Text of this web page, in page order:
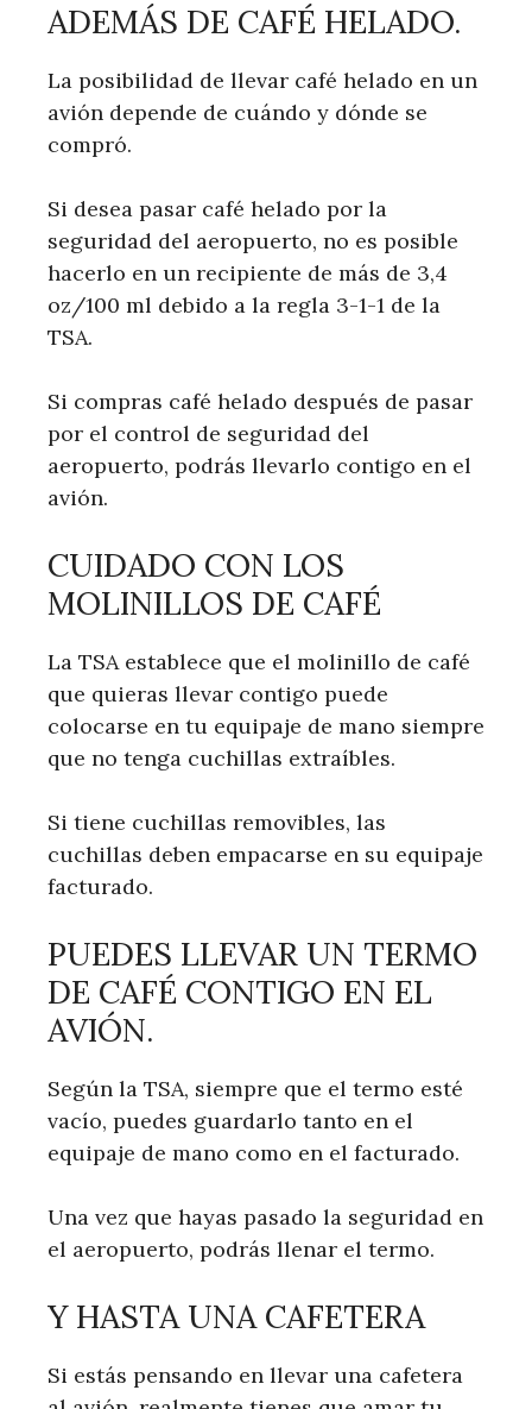
ADEMÁS DE CAFÉ HELADO.
La posibilidad de llevar café helado en un
avión depende de cuándo y dónde se
compró.
Si desea pasar café helado por la
seguridad del aeropuerto, no es posible
hacerlo en un recipiente de más de 3,4
oz/100 ml debido a la regla 3-1-1 de la
TSA.
Si compras café helado después de pasar
por el control de seguridad del
aeropuerto, podrás llevarlo contigo en el
avión.
CUIDADO CON LOS
MOLINILLOS DE CAFÉ
La TSA establece que el molinillo de café
que quieras llevar contigo puede
colocarse en tu equipaje de mano siempre
que no tenga cuchillas extraíbles.
Si tiene cuchillas removibles, las
cuchillas deben empacarse en su equipaje
facturado.
PUEDES LLEVAR UN TERMO
DE CAFÉ CONTIGO EN EL
AVIÓN.
Según la TSA, siempre que el termo esté
vacío, puedes guardarlo tanto en el
equipaje de mano como en el facturado.
Una vez que hayas pasado la seguridad en
el aeropuerto, podrás llenar el termo.
Y HASTA UNA CAFETERA
Si estás pensando en llevar una cafetera